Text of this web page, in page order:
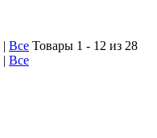
| Все Товары 1 - 12 из 28
| Все